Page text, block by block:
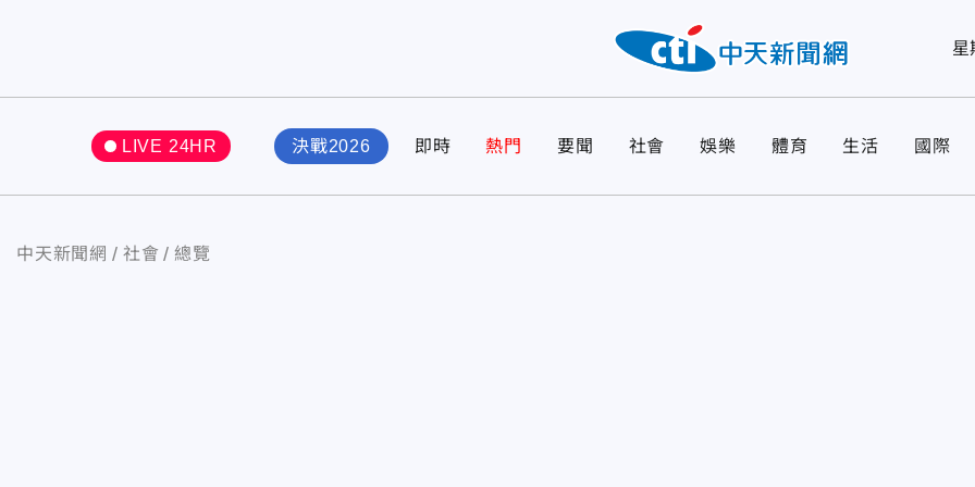
星
LIVE 24HR 決戰2026 即時 熱門 要聞 社會 娛樂 體育 生活 國際
中天新聞網 社會 總覽